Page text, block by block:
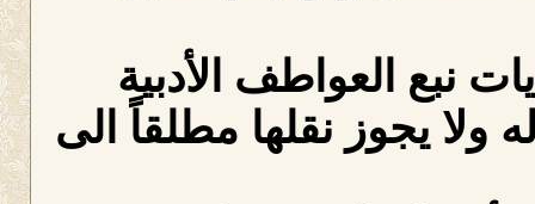
نبع العواطف الأدبية
ولا يجوز نقلها مطلقاً الى